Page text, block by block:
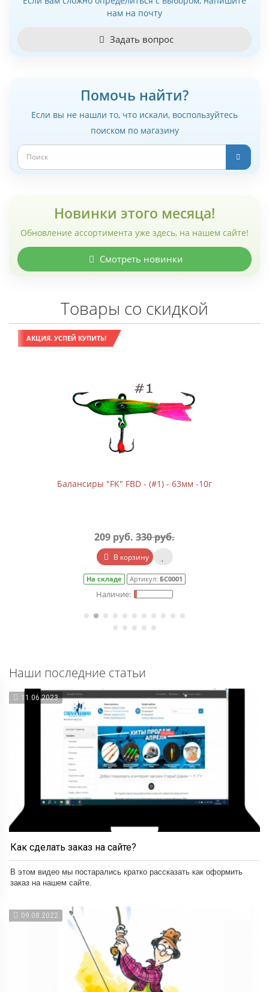
нам на почту
Задать вопрос
Помочь найти?
Если вы не нашли то, что искали, воспользуйтесь
поиском по магазину
Новинки этого месяца!
Обновление ассортимента уже здесь, на нашем сайте!
Смотреть новинки
Товары со скидкой
АКЦИЯ. УСПЕЙ КУПИТЬ!
Балансиры "FK" FBD - (#1) - 63мм -10г
209 руб. 330 руб.
В корзину
На складе Артикул: БС0001
Наши последние статьи
11.06.2023
Как сделать заказ на сайте?
В этом видео мы постарались кратко рассказать как оформить
заказ на нашем сайте.
09.08.2022